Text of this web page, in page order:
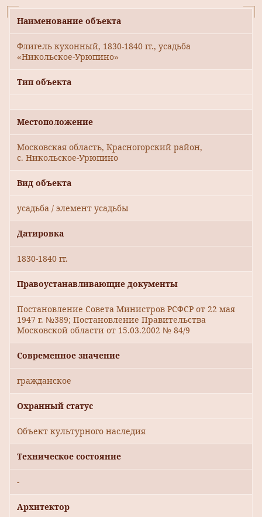
Наименование объекта
Флигель кухонный, 1830-1840 гг., усадьба
«Никольское-Урюпино»
Тип объекта
Местоположение
Московская область, Красногорский район,
с. Никольское-Урюпино
Вид объекта
усадьба / элемент усадьбы
Датировка
1830-1840 гг.
Правоустанавливающие документы
Постановление Совета Министров РСФСР от 22 мая
1947 г. №389; Постановление Правительства
Московской области от 15.03.2002 № 84/9
Современное значение
гражданское
Охранный статус
Объект культурного наследия
Техническое состояние
-
Архитектор